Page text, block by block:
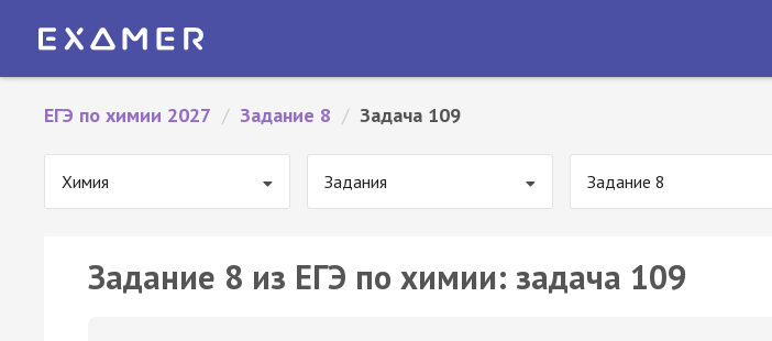
ЕГЭ по химии 2027 / Задание 8 / Задача 109
Химия Задания Задание 8
Задание 8 из ЕГЭ по химии: задача 109